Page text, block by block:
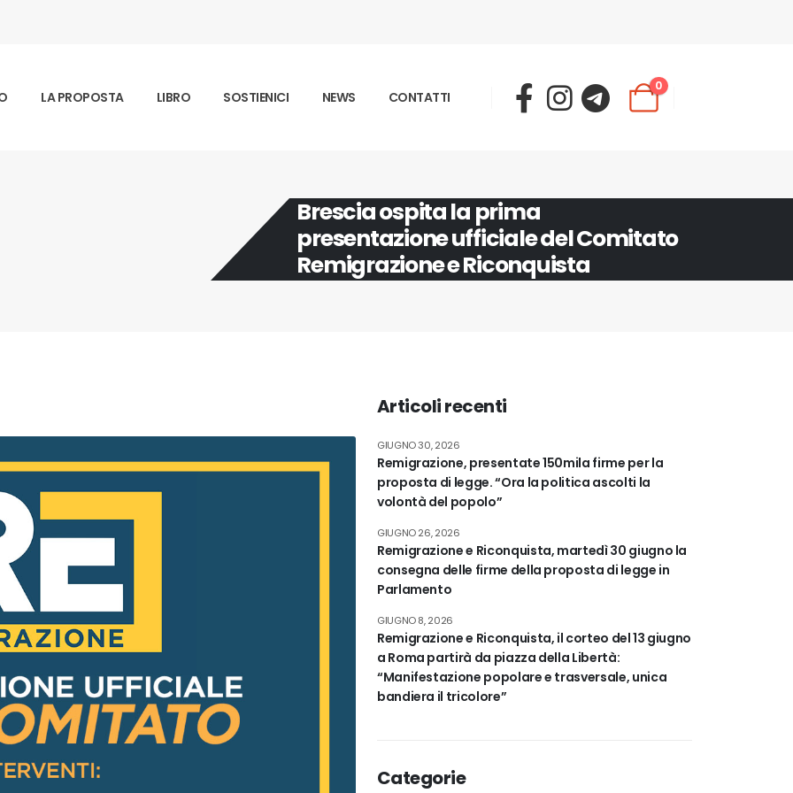
LA PROPOSTA LIBRO SOSTIENICI NEWS CONTATTI
0
Brescia ospita la prima
presentazione ufficiale del Comitato
Remigrazione e Riconquista
Articoli recenti
Remigrazione, presentate 150mila firme per la
proposta di legge. “Ora la politica ascolti la
volontà del popolo”
GIUGNO 30, 2026
Remigrazione e Riconquista, martedì 30 giugno la
consegna delle firme della proposta di legge in
Parlamento
GIUGNO 26, 2026
Remigrazione e Riconquista, il corteo del 13 giugno
a Roma partirà da piazza della Libertà:
“Manifestazione popolare e trasversale, unica
bandiera il tricolore”
GIUGNO 8, 2026
Categorie